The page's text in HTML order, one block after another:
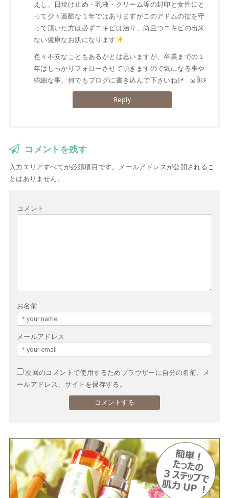
えし、日焼け止め・乳液・クリーム等の封印と女性にと
って少々過酷な１年ではありますがこのアドムの掟を守
って頂いた方は必ずニキビは治り、尚且つニキビの出来
ない健康なお肌になります
色々不安なこともあるかとは思いますが、卒業までの１
年はしっかりフォローさせて頂きますので気になる事や
些細な事、何でもブログに書き込んで下さいね꒰*ゝωꉺ꒱۶
Reply
コメントを残す
入力エリアすべてが必須項目です。メールアドレスが公開されるこ
とはありません。
コメント
お名前
メールアドレス
次回のコメントで使用するためブラウザーに自分の名前、メ
ールアドレス、サイトを保存する。